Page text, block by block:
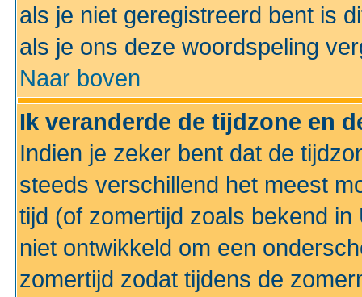
als je niet geregistreerd bent is
als je ons deze woordspeling
Naar boven
Ik veranderde de tijdzone en
Indien je zeker bent dat de
steeds verschillend het meest
tijd (of zomertijd zoals bekend
niet ontwikkeld om een
zomertijd zodat tijdens de